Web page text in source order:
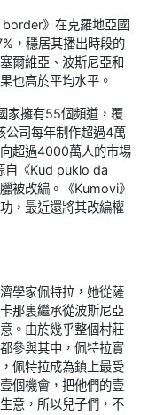
》在克羅地亞國
，穩居其播出時段的
爾維亞、波斯尼亞和
也高於平均水平。
家擁有55個頻道，覆
公司每年制作超過4萬
超過4000萬人的市場
自《Kud puklo da
被改編。《Kumovi》
，最近還將其改編權
學家佩特拉，她從薩
那裏繼承從波斯尼亞
。由於幾乎整個村莊
參與其中，佩特拉實
佩特拉成為鎮上最受
個機會，把他們的壹
意，所以兒子們，不